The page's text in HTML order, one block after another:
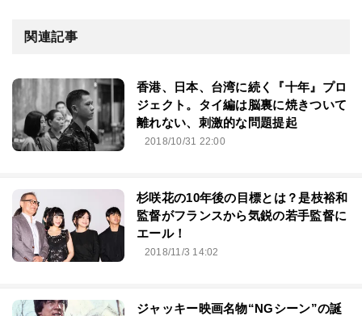
関連記事
香港、日本、台湾に続く『十年』プロ
ジェクト。タイ編は脳裏に焼きついて
離れない、刺激的な問題提起
2018/10/31 22:00
杉咲花の10年後の目標とは？是枝裕和
監督がフランスから気鋭の若手監督に
エール！
2018/11/3 14:02
ジャッキー映画名物“NGシーン”の誕